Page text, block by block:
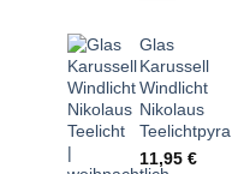
Glas
Karussell
Windlicht
Nikolaus
Teelichtpyramide
11,95 €